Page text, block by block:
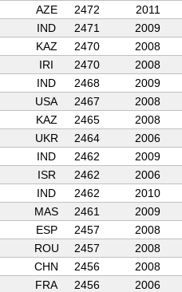
AZE 2472
2011
IND 2471
2009
KAZ 2470
2008
IRI 2470
2008
IND 2468
2009
USA 2467
2008
KAZ 2465
2008
UKR 2464
2006
IND 2462
2009
ISR 2462
2006
IND 2462
2010
MAS 2461
2009
ESP 2457
2008
ROU 2457
2008
CHN 2456
2008
FRA 2456
2006